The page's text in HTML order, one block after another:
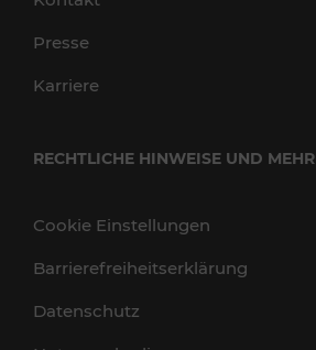
Presse
Karriere
RECHTLICHE HINWEISE UND MEHR
Cookie Einstellungen
Barrierefreiheitserklärung
Datenschutz